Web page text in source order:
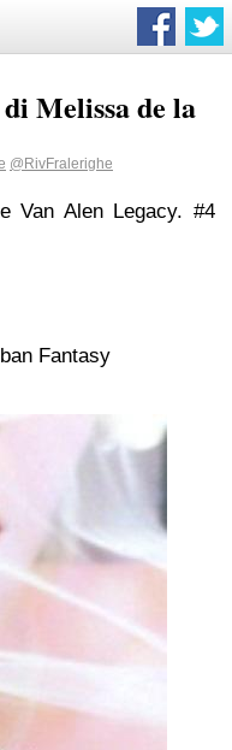
Melissa de la
@RivFralerighe
Van Alen Legacy. #4
Fantasy